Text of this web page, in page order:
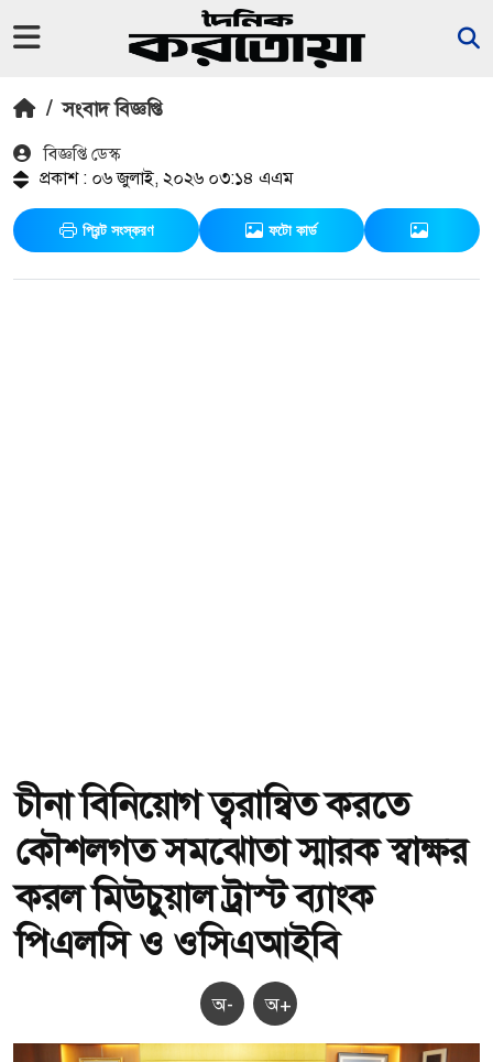
/ সংবাদ বিজ্ঞপ্তি
বিজ্ঞপ্তি ডেস্ক
প্রকাশ : ০৬ জুলাই, ২০২৬ ০৩:১৪ এএম
প্রিন্ট সংস্করণ ফটো কার্ড
চীনা বিনিয়োগ ত্বরান্বিত করতে
কৌশলগত সমঝোতা স্মারক স্বাক্ষর
করল মিউচুয়াল ট্রাস্ট ব্যাংক
পিএলসি ও ওসিএআইবি
অ- অ+